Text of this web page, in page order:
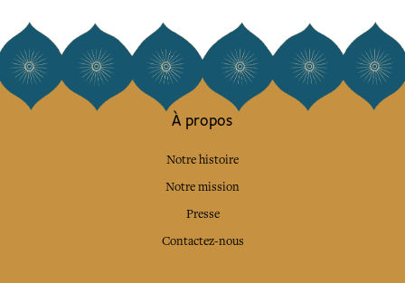
À propos
Notre histoire
Notre mission
Presse
Contactez-nous